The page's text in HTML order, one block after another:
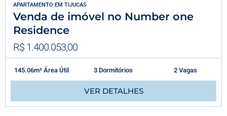
APARTAMENTO EM TIJUCAS
Venda de imóvel no Number one
Residence
R$ 1.400.053,00
145.06m² Área Útil 3 Dormitórios 2 Vagas
VER DETALHES